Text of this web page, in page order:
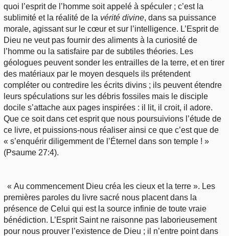
quoi l’esprit de l’homme soit appelé à spéculer ; c’est la
sublimité et la réalité de la vérité divine, dans sa puissance
morale, agissant sur le cœur et sur l’intelligence. L’Esprit de
Dieu ne veut pas fournir des aliments à la curiosité de
l’homme ou la satisfaire par de subtiles théories. Les
géologues peuvent sonder les entrailles de la terre, et en tirer
des matériaux par le moyen desquels ils prétendent
compléter ou contredire les écrits divins ; ils peuvent étendre
leurs spéculations sur les débris fossiles mais le disciple
docile s’attache aux pages inspirées : il lit, il croit, il adore.
Que ce soit dans cet esprit que nous poursuivions l’étude de
ce livre, et puissions-nous réaliser ainsi ce que c’est que de
« s’enquérir diligemment de l’Éternel dans son temple ! »
(Psaume 27:4).
« Au commencement Dieu créa les cieux et la terre ». Les
premières paroles du livre sacré nous placent dans la
présence de Celui qui est la source infinie de toute vraie
bénédiction. L’Esprit Saint ne raisonne pas laborieusement
pour nous prouver l’existence de Dieu ; il n’entre point dans